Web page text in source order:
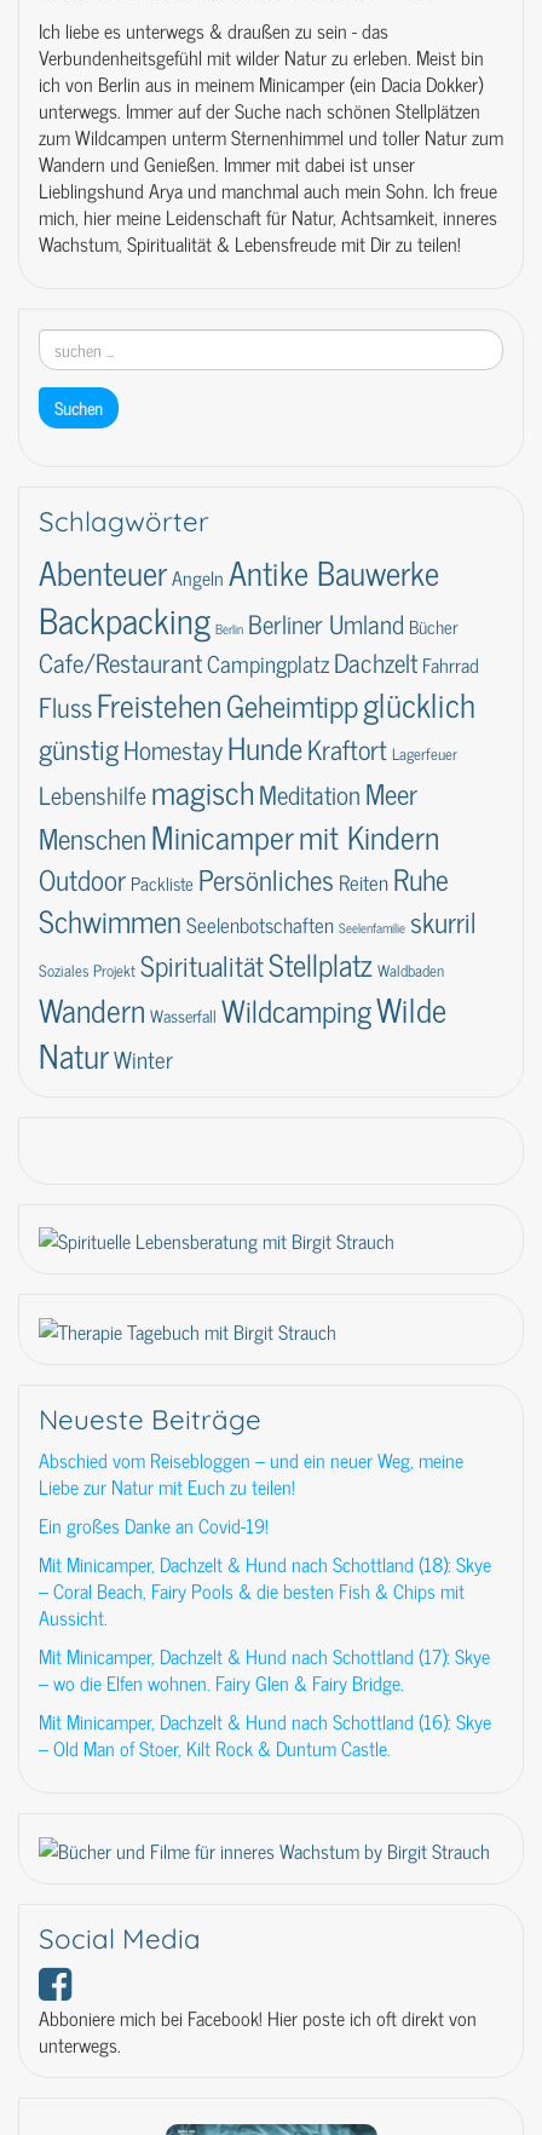
Ich liebe es unterwegs & draußen zu sein - das
Verbundenheitsgefühl mit wilder Natur zu erleben. Meist bin
ich von Berlin aus in meinem Minicamper (ein Dacia Dokker)
unterwegs. Immer auf der Suche nach schönen Stellplätzen
zum Wildcampen unterm Sternenhimmel und toller Natur zum
Wandern und Genießen. Immer mit dabei ist unser
Lieblingshund Arya und manchmal auch mein Sohn. Ich freue
mich, hier meine Leidenschaft für Natur, Achtsamkeit, inneres
Wachstum, Spiritualität & Lebensfreude mit Dir zu teilen!
Schlagwörter
AbenteuerAngelnAntike Bauwerke
Backpacking Berlin Berliner Umland Bücher
Cafe/RestaurantCampingplatzDachzeltFahrrad
FlussFreistehenGeheimtippglücklich
günstigHomestayHundeKraftortLagerfeuer
LebenshilfemagischMeditationMeer
MenschenMinicampermit Kindern
Outdoor Packliste Persönliches ReitenRuhe
SchwimmenSeelenbotschaften Seelenfamilie skurril
Soziales ProjektSpiritualitätStellplatzWaldbaden
Wandern Wasserfall WildcampingWilde
NaturWinter
Neueste Beiträge
Abschied vom Reisebloggen – und ein neuer Weg, meine
Liebe zur Natur mit Euch zu teilen!
Ein großes Danke an Covid-19!
Mit Minicamper, Dachzelt & Hund nach Schottland (18): Skye
– Coral Beach, Fairy Pools & die besten Fish & Chips mit
Aussicht.
Mit Minicamper, Dachzelt & Hund nach Schottland (17): Skye
– wo die Elfen wohnen. Fairy Glen & Fairy Bridge.
Mit Minicamper, Dachzelt & Hund nach Schottland (16): Skye
– Old Man of Stoer, Kilt Rock & Duntum Castle.
Social Media
Abboniere mich bei Facebook! Hier poste ich oft direkt von
unterwegs.